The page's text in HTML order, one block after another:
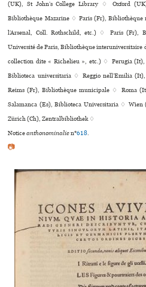
(UK), St John’s College Library ♢ Oxford
Bibliothèque Mazarine ♢ Paris (Fr), Bibliothèque
l’Arsenal, Coll. Rothschild, etc.) ♢ Paris (Fr),
Université de Paris, Bibliothèque inte­ru­ni­ver­si­taire
collection dite « Richelieu », etc.) ♢ Perugia
Biblioteca uni­ver­si­ta­ria ♢ Reggio nell’Emilia
Reims (Fr), Bibliothèque muni­ci­pale ♢ Roma
Salamanca (Es), Biblioteca Universitaria ♢
Zürich (Ch), Zentralbibliothek ♢
Noticeanthonominalien°618.
📷